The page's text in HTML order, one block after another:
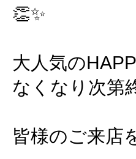
👏✨
大人気の
なくなり次第
皆様のご来店